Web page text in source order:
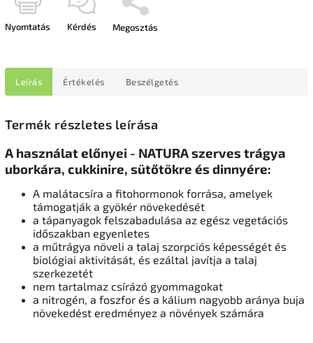
Nyomtatás Kérdés Megosztás
Leírás Értékelés Beszélgetés
Termék részletes leírása
A használat előnyei - NATURA szerves trágya
uborkára, cukkinire, sütőtökre és dinnyére:
A malátacsíra a fitohormonok forrása, amelyek
támogatják a gyökér növekedését
a tápanyagok felszabadulása az egész vegetációs
időszakban egyenletes
a műtrágya növeli a talaj szorpciós képességét és
biológiai aktivitását, és ezáltal javítja a talaj
szerkezetét
nem tartalmaz csírázó gyommagokat
a nitrogén, a foszfor és a kálium nagyobb aránya buja
növekedést eredményez a növények számára